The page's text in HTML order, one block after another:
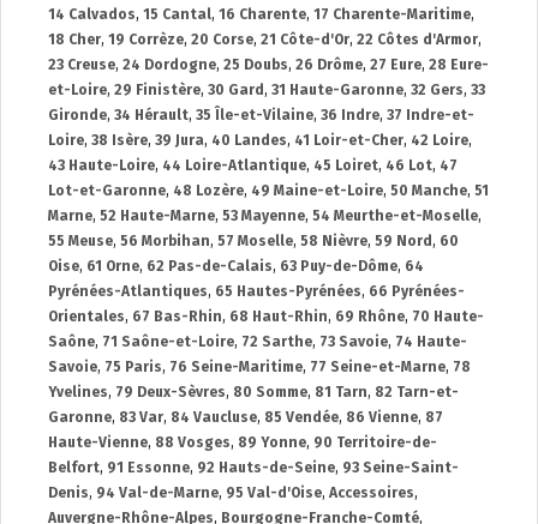
14 Calvados, 15 Cantal, 16 Charente, 17 Charente-Maritime,
18 Cher, 19 Corrèze, 20 Corse, 21 Côte-d'Or, 22 Côtes d'Armor,
23 Creuse, 24 Dordogne, 25 Doubs, 26 Drôme, 27 Eure, 28 Eure-
et-Loire, 29 Finistère, 30 Gard , 31 Haute-Garonne, 32 Gers, 33
Gironde, 34 Hérault, 35 Île-et-Vilaine, 36 Indre, 37 Indre-et-
Loire, 38 Isère, 39 Jura, 40 Landes, 41 Loir-et-Cher, 42 Loire,
43 Haute-Loire, 44 Loire-Atlantique, 45 Loiret, 46 Lot, 47
Lot-et-Garonne, 48 Lozère, 49 Maine-et-Loire, 50 Manche, 51
Marne, 52 Haute-Marne, 53 Mayenne, 54 Meurthe-et-Moselle,
55 Meuse, 56 Morbihan, 57 Moselle, 58 Nièvre, 59 Nord , 60
Oise, 61 Orne, 62 Pas-de-Calais, 63 Puy-de-Dôme, 64
Pyrénées-Atlantiques, 65 Hautes-Pyrénées, 66 Pyrénées-
Orientales, 67 Bas-Rhin, 68 Haut-Rhin, 69 Rhône, 70 Haute-
Saône, 71 Saône-et-Loire, 72 Sarthe, 73 Savoie, 74 Haute-
Savoie, 75 Paris, 76 Seine-Maritime, 77 Seine-et-Marne, 78
Yvelines, 79 Deux-Sèvres, 80 Somme, 81 Tarn, 82 Tarn-et-
Garonne, 83 Var, 84 Vaucluse, 85 Vendée, 86 Vienne, 87
Haute-Vienne, 88 Vosges, 89 Yonne, 90 Territoire-de-
Belfort, 91 Essonne, 92 Hauts-de-Seine, 93 Seine-Saint-
Denis, 94 Val-de-Marne, 95 Val-d'Oise, Accessoires,
Auvergne-Rhône-Alpes, Bourgogne-Franche-Comté,